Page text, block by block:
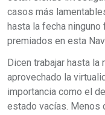
casos más
hasta la fecha
premiados en esta
Dicen trabajar hasta
aprovechado la
importancia como el
estado vacías. Menos